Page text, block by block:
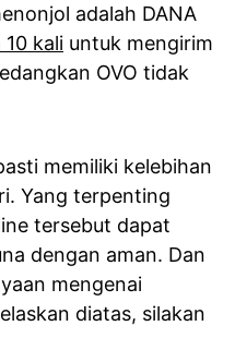
adalah DANA
10 kali untuk mengirim
OVO tidak
memiliki kelebihan
Yang terpenting
tersebut dapat
dengan aman. Dan
mengenai
diatas, silakan